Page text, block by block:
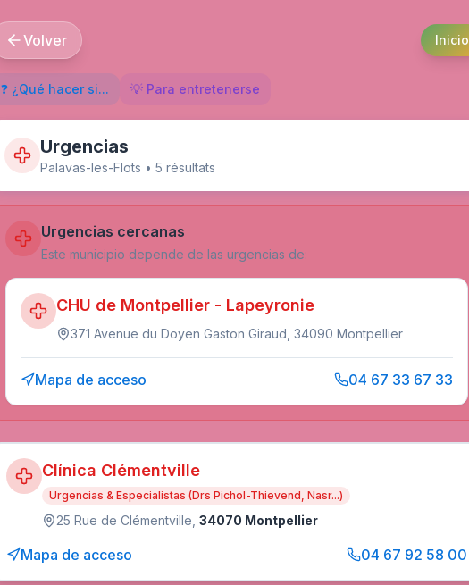
Volver Inicio
❓ ¿Qué hacer si... 💡 Para entretenerse
Urgencias
Palavas-les-Flots • 5 résultats
Urgencias cercanas
Este municipio depende de las urgencias de:
CHU de Montpellier - Lapeyronie
371 Avenue du Doyen Gaston Giraud, 34090 Montpellier
Mapa de acceso 04 67 33 67 33
Clínica Clémentville
Urgencias & Especialistas (Drs Pichol-Thievend, Nasr...)
25 Rue de Clémentville 34070 Montpellier
Mapa de acceso 04 67 92 58 00